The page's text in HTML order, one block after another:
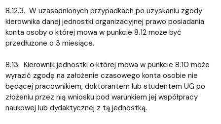
8.12.3. W uzasadnionych przypadkach po uzyskaniu zgody
kierownika danej jednostki organizacyjnej prawo posiadania
konta osoby o której mowa w punkcie 8.12 może być
przedłużone o 3 miesiące.
8.13. Kierownik jednostki o której mowa w punkcie 8.10 może
wyrazić zgodę na założenie czasowego konta osobie nie
będącej pracownikiem, doktorantem lub studentem UG po
złożeniu przez nią wniosku pod warunkiem jej współpracy
naukowej lub dydaktycznej z tą jednostką.